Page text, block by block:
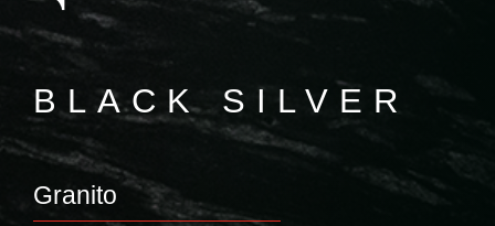
BLACK SILVER
Granito